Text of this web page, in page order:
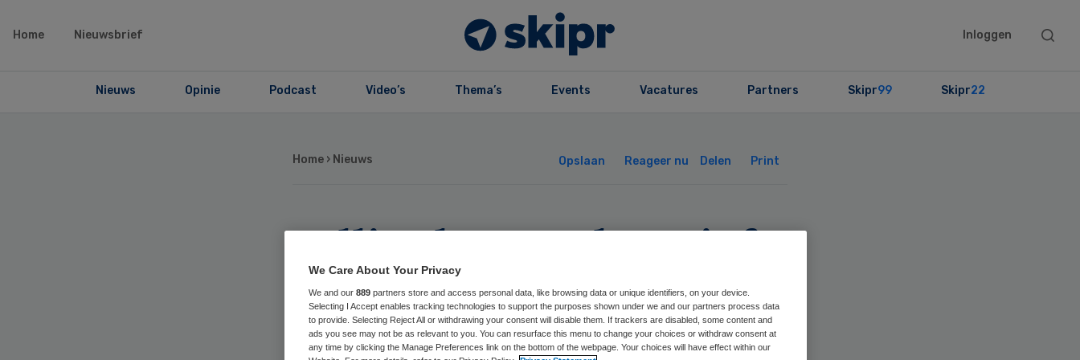
Home Nieuwsbrief Inloggen
Search
Nieuws Opinie Podcast Video’s Thema’s Events Vacatures Partners Skipr99 Skipr22
Home › Nieuws Opslaan Reageer nu Delen Print
Jellinek nu ook actief
in Dordrecht en
Gorinchem
We Care About Your Privacy
We and our 889 partners store and access personal data, like browsing data or unique identifiers, on your device.
Selecting I Accept enables tracking technologies to support the purposes shown under we and our partners process data
to provide. Selecting Reject All or withdrawing your consent will disable them. If trackers are disabled, some content and
ads you see may not be as relevant to you. You can resurface this menu to change your choices or withdraw consent at
any time by clicking the Manage Preferences link on the bottom of the webpage. Your choices will have effect within our